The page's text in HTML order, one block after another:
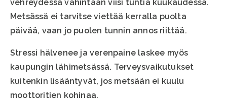
vehreydessä vähintään viisi tuntia kuukaudessa.
Metsässä ei tarvitse viettää kerralla puolta
päivää, vaan jo puolen tunnin annos riittää.
Stressi hälvenee ja verenpaine laskee myös
kaupungin lähimetsässä. Terveysvaikutukset
kuitenkin lisääntyvät, jos metsään ei kuulu
moottoritien kohinaa.